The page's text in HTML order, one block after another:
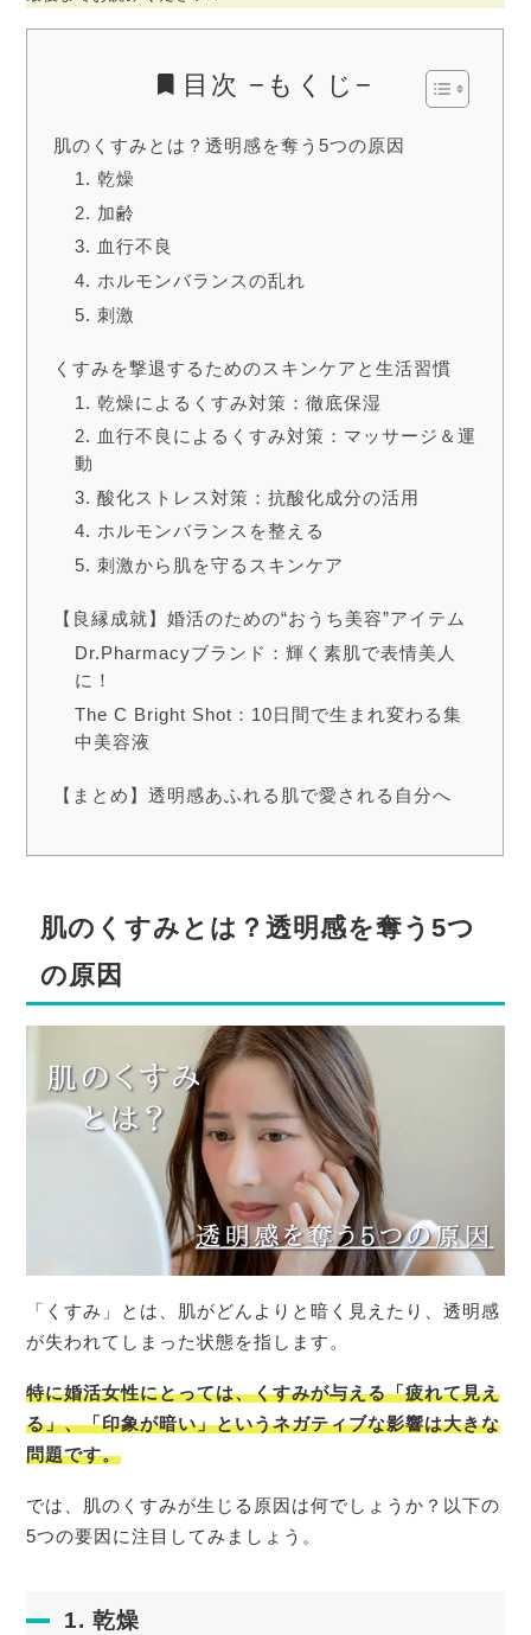
目次 −もくじ−
肌のくすみとは？透明感を奪う5つの原因
1. 乾燥
2. 加齢
3. 血行不良
4. ホルモンバランスの乱れ
5. 刺激
くすみを撃退するためのスキンケアと生活習慣
1. 乾燥によるくすみ対策：徹底保湿
2. 血行不良によるくすみ対策：マッサージ＆運
動
3. 酸化ストレス対策：抗酸化成分の活用
4. ホルモンバランスを整える
5. 刺激から肌を守るスキンケア
【良縁成就】婚活のための“おうち美容”アイテム
Dr.Pharmacyブランド：輝く素肌で表情美人
に！
The C Bright Shot：10日間で生まれ変わる集
中美容液
【まとめ】透明感あふれる肌で愛される自分へ
肌のくすみとは？透明感を奪う5つ
の原因
「くすみ」とは、肌がどんよりと暗く見えたり、透明感
が失われてしまった状態を指します。
特に婚活女性にとっては、くすみが与える「疲れて見え
る」、「印象が暗い」というネガティブな影響は大きな
問題です。
では、肌のくすみが生じる原因は何でしょうか？以下の
5つの要因に注目してみましょう。
1. 乾燥